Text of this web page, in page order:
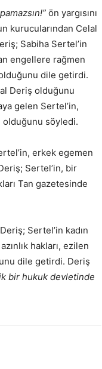
ön yargısını
kurucularından Celal
Sabiha Sertel’in
engellere rağmen
dile getirdi.
Deriş olduğunu
gelen Sertel’in,
olduğunu söyledi.
erkek egemen
Sertel’in, bir
Tan gazetesinde
Sertel’in kadın
hakları, ezilen
dile getirdi. Deriş
bir hukuk devletinde